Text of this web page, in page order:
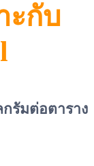
ะกับ
รัมต่อตาราง